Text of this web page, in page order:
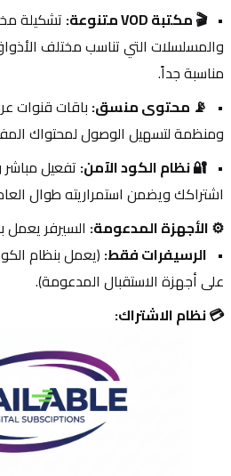
🎬 مكتبة VOD متنوعة:
مناسبة جداً.
📡 محتوى منسق:
ومنظمة لتسهيل الوصول لمحتواك
🔐 نظام الكود الآمن:
اشتراكك ويضمن استمراريته طوال
⚙️ الأجهزة المدعومة: السيرفر
الرسيفرات فقط:
على أجهزة الاستقبال المدعومة).
💳 نظام الاشتراك: